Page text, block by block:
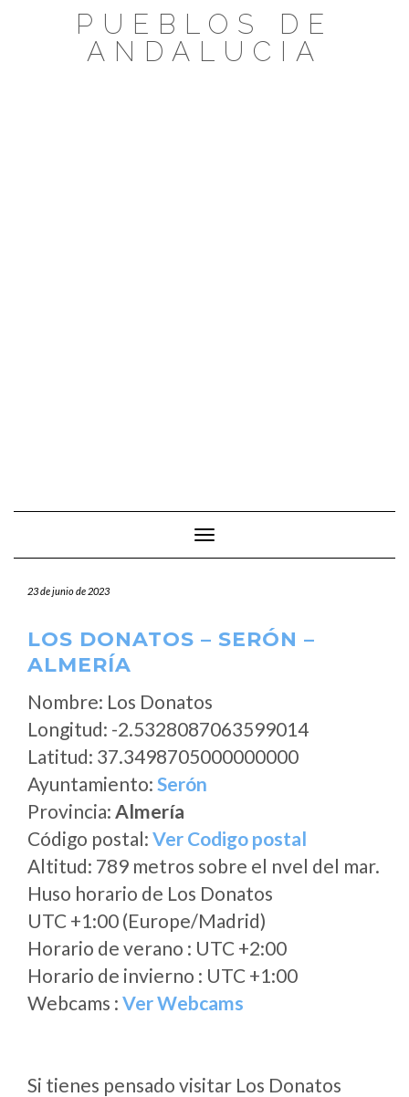
PUEBLOS DE
ANDALUCIA
Cambiar modo de navegación
23 de junio de 2023
LOS DONATOS – SERÓN –
ALMERÍA
Nombre: Los Donatos
Longitud: -2.5328087063599014
Latitud: 37.3498705000000000
Ayuntamiento: Serón
Provincia: Almería
Código postal: Ver Codigo postal
Altitud: 789 metros sobre el nvel del mar.
Huso horario de Los Donatos
UTC +1:00 (Europe/Madrid)
Horario de verano : UTC +2:00
Horario de invierno : UTC +1:00
Webcams : Ver Webcams
Si tienes pensado visitar Los Donatos